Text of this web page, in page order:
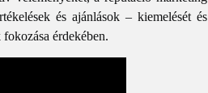
és ajánlások – kiemelését és
érdekében.